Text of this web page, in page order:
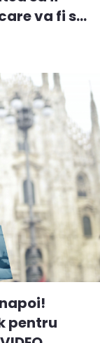
va fi s...
pentru